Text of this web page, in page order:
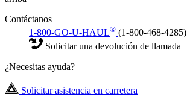
Contáctanos
1-800-GO-U-HAUL® (1-800-468-4285)
Solicitar una devolución de llamada
¿Necesitas ayuda?
Solicitar asistencia en carretera